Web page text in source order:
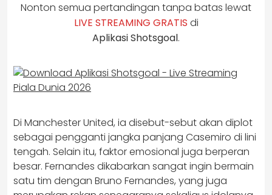
Nonton semua pertandingan tanpa batas lewat
LIVE STREAMING GRATIS di
Aplikasi Shotsgoal.
Di Manchester United, ia disebut-sebut akan diplot
sebagai pengganti jangka panjang Casemiro di lini
tengah. Selain itu, faktor emosional juga berperan
besar. Fernandes dikabarkan sangat ingin bermain
satu tim dengan Bruno Fernandes, yang juga